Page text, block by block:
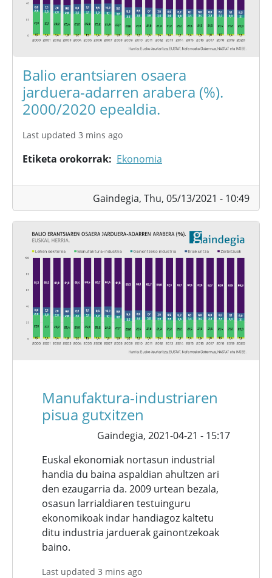
Balio erantsiaren osaera
jarduera-adarren arabera (%).
2000/2020 epealdia.
Last updated 3 mins ago
Etiketa orokorrak Ekonomia
Gaindegia, Thu, 05/13/2021 - 10:49
Manufaktura-industriaren
pisua gutxitzen
Gaindegia, 2021-04-21 - 15:17
Euskal ekonomiak nortasun industrial
handia du baina aspaldian ahultzen ari
den ezaugarria da. 2009 urtean bezala,
osasun larrialdiaren testuinguru
ekonomikoak indar handiagoz kaltetu
ditu industria jarduerak gainontzekoak
baino.
Last updated 3 mins ago